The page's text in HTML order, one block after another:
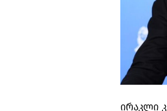
ირაკლი